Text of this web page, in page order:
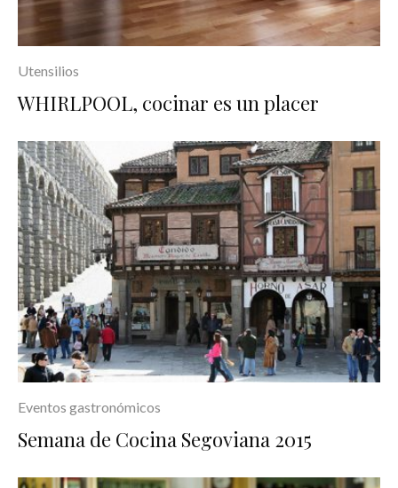
Utensilios
WHIRLPOOL, cocinar es un placer
Eventos gastronómicos
Semana de Cocina Segoviana 2015